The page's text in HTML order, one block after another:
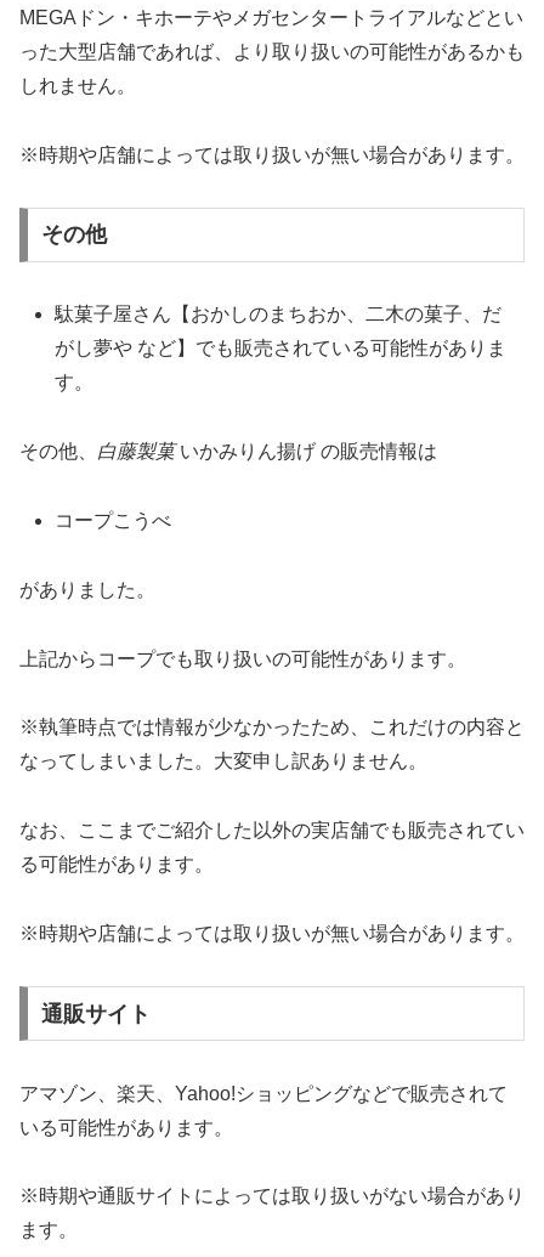
MEGAドン・キホーテやメガセンタートライアルなどとい
った大型店舗であれば、より取り扱いの可能性があるかも
しれません。
※時期や店舗によっては取り扱いが無い場合があります。
その他
駄菓子屋さん【おかしのまちおか、二木の菓子、だ
がし夢や など】でも販売されている可能性がありま
す。
その他、 白藤製菓いかみりん揚げ の販売情報は
コープこうべ
がありました。
上記からコープでも取り扱いの可能性があります。
※執筆時点では情報が少なかったため、これだけの内容と
なってしまいました。大変申し訳ありません。
なお、ここまでご紹介した以外の実店舗でも販売されてい
る可能性があります。
※時期や店舗によっては取り扱いが無い場合があります。
通販サイト
アマゾン、楽天、Yahoo!ショッピングなどで販売されて
いる可能性があります。
※時期や通販サイトによっては取り扱いがない場合があり
ます。